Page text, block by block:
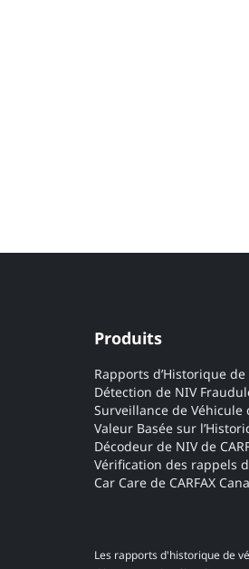
Produits
Rapports d’Historique de
Détection de NIV
Surveillance de Véhicule
Valeur Basée sur
Décodeur de NIV de
Vérification des rappels
Car Care de CARFAX
Les rapports d'historique de